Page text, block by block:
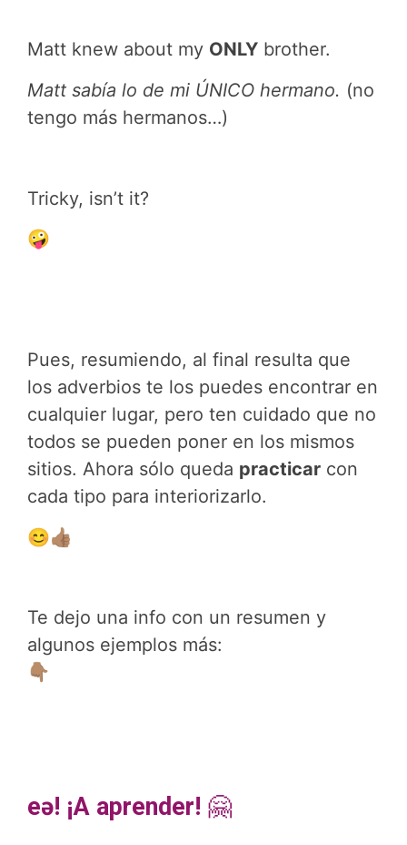
Matt knew about my ONLY brother.
Matt sabía lo de mi ÚNICO hermano. (no
tengo más hermanos…)
Tricky, isn’t it?
🤪
Pues, resumiendo, al final resulta que
los adverbios te los puedes encontrar en
cualquier lugar, pero ten cuidado que no
todos se pueden poner en los mismos
sitios. Ahora sólo queda practicar con
cada tipo para interiorizarlo.
😊👍🏽
Te dejo una info con un resumen y
algunos ejemplos más:
👇🏽
eə! ¡A aprender! 🤗